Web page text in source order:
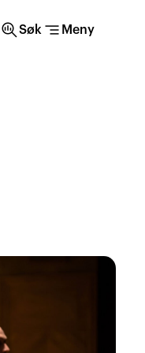
search_insightsSøk segment Meny